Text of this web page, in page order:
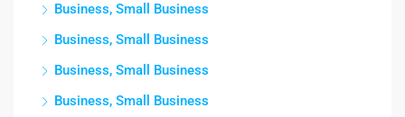
Business, Small Business
Business, Small Business
Business, Small Business
Business, Small Business